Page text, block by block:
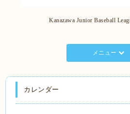
Kanazawa Junior Baseball
メニュー
カレンダー